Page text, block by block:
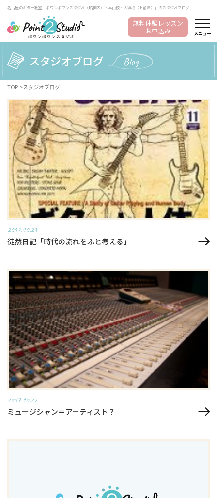
名古屋のギター教室「ポワンポワンスタジオ（昭和区）・本山校・大須校（上前津）」のスタジオブログ
メニュー
無料体験レッスン
お申込み
スタジオブログ Blog
TOP スタジオブログ
2017.10.23
徒然日記「時代の流れをふと考える」
2017.10.22
ミュージシャン＝アーティスト？